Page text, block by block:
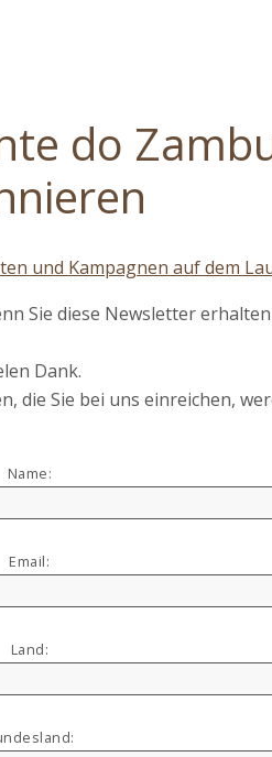
do
und Kampagnen auf dem
Sie diese Newsletter
Dank.
die Sie bei uns einreichen,
Name:
Email:
Land: